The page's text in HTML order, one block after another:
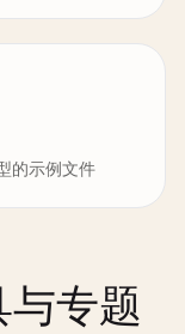
的示例文件
专题